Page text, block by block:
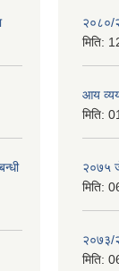
२०८०/
मिति:
आय
मिति:
२०७५
मिति:
२०७३/
मिति: